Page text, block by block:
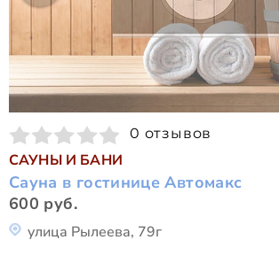
0 отзывов
САУНЫ И БАНИ
Сауна в гостинице Автомакс
600 руб.
улица Рылеева, 79г